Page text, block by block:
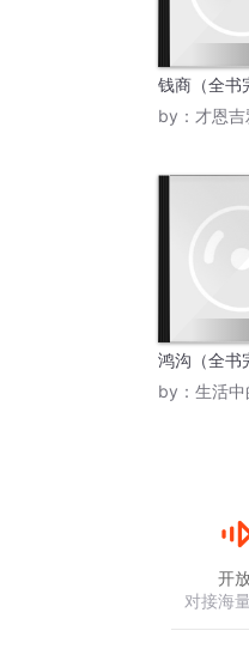
钱商（全书
by： 才恩吉
鸿沟（全书
by： 生活
开
对接海